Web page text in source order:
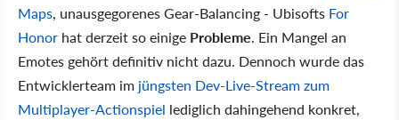
Maps, unausgegorenes Gear-Balancing - Ubisofts For
Honor hat derzeit so einige Probleme. Ein Mangel an
Emotes gehört definitiv nicht dazu. Dennoch wurde das
Entwicklerteam im jüngsten Dev-Live-Stream zum
Multiplayer-Actionspiel lediglich dahingehend konkret,